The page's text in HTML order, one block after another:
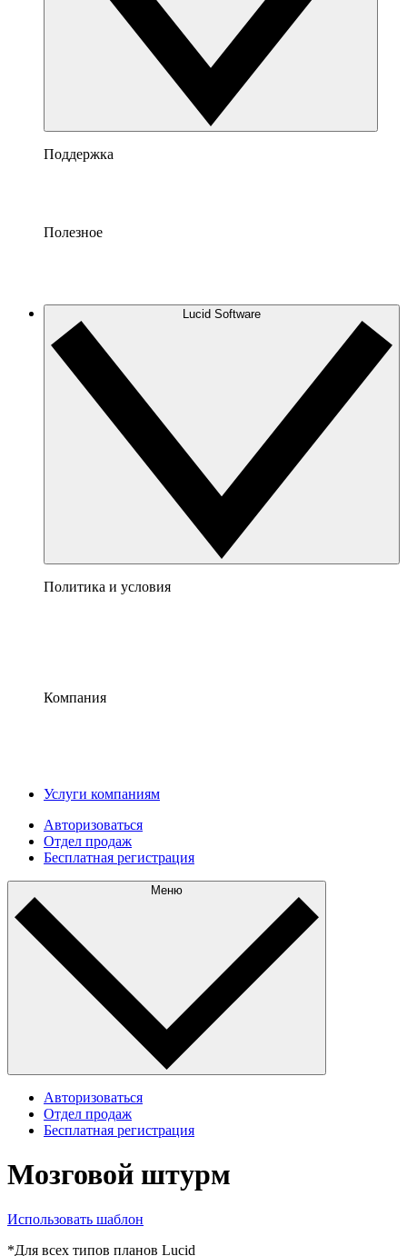
Поддержка
Полезное
Lucid Software
Политика и условия
Компания
Услуги компаниям
Авторизоваться
Отдел продаж
Бесплатная регистрация
Меню
Авторизоваться
Отдел продаж
Бесплатная регистрация
Мозговой штурм
Использовать шаблон
*Для всех типов планов Lucid